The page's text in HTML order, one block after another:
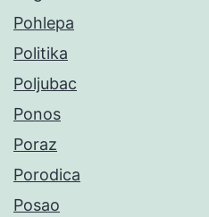
Pohlepa
Politika
Poljubac
Ponos
Poraz
Porodica
Posao